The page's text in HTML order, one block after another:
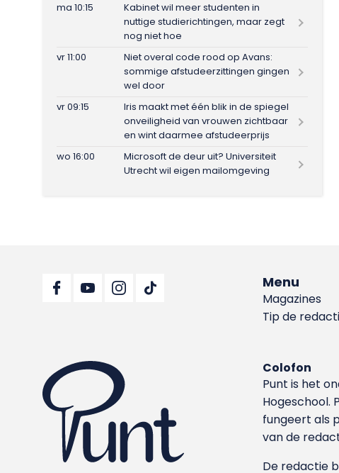
ma 10:15
Kabinet wil meer studenten in
nuttige studierichtingen, maar zegt
nog niet hoe
vr 11:00
Niet overal code rood op Avans:
sommige afstudeerzittingen gingen
wel door
vr 09:15
Iris maakt met één blik in de spiegel
onveiligheid van vrouwen zichtbaar
en wint daarmee afstudeerprijs
wo 16:00
Microsoft de deur uit? Universiteit
Utrecht wil eigen mailomgeving
Menu
Magazines
Tip de
Colofon
Punt is het
Hoge­school.
fungeert als
van de
De redactie